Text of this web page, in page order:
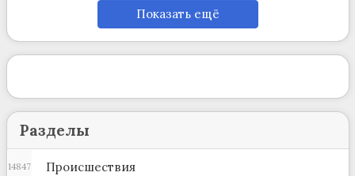
Показать ещё
Разделы
Происшествия
14847